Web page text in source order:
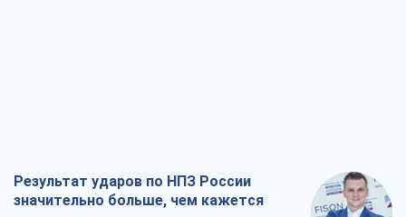
Результат ударов по НПЗ России
значительно больше, чем кажется